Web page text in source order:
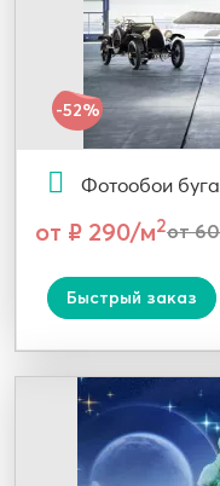
-52%
Фотообои
от ₽ 290/м2от
Быстрый заказ